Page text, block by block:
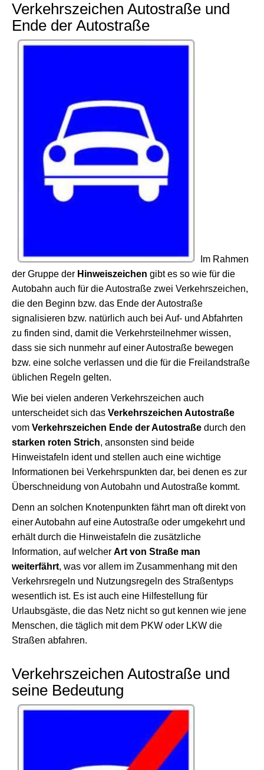
Verkehrszeichen Autostraße und
Ende der Autostraße
Im Rahmen
der Gruppe der Hinweiszeichen gibt es so wie für die
Autobahn auch für die Autostraße zwei Verkehrszeichen,
die den Beginn bzw. das Ende der Autostraße
signalisieren bzw. natürlich auch bei Auf- und Abfahrten
zu finden sind, damit die Verkehrsteilnehmer wissen,
dass sie sich nunmehr auf einer Autostraße bewegen
bzw. eine solche verlassen und die für die Freilandstraße
üblichen Regeln gelten.
Wie bei vielen anderen Verkehrszeichen auch
unterscheidet sich das Verkehrszeichen Autostraße
vom Verkehrszeichen Ende der Autostraße durch den
starken roten Strich, ansonsten sind beide
Hinweistafeln ident und stellen auch eine wichtige
Informationen bei Verkehrspunkten dar, bei denen es zur
Überschneidung von Autobahn und Autostraße kommt.
Denn an solchen Knotenpunkten fährt man oft direkt von
einer Autobahn auf eine Autostraße oder umgekehrt und
erhält durch die Hinweistafeln die zusätzliche
Information, auf welcher Art von Straße man
weiterfährt, was vor allem im Zusammenhang mit den
Verkehrsregeln und Nutzungsregeln des Straßentyps
wesentlich ist. Es ist auch eine Hilfestellung für
Urlaubsgäste, die das Netz nicht so gut kennen wie jene
Menschen, die täglich mit dem PKW oder LKW die
Straßen abfahren.
Verkehrszeichen Autostraße und
seine Bedeutung